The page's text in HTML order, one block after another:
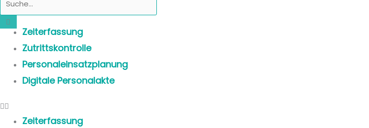
Zeiterfassung
Zutrittskontrolle
Personaleinsatzplanung
Digitale Personalakte
Zeiterfassung